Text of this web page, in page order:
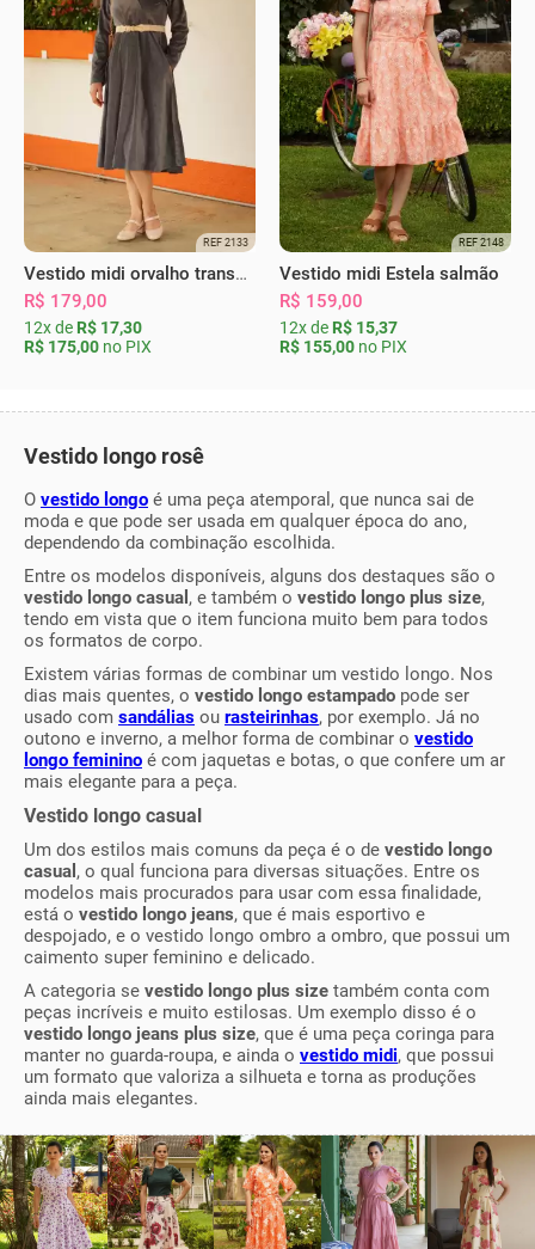
REF 2133
Vestido midi orvalho transpassado chumbo
R$ 179,00
12x de R$ 17,30
R$ 175,00 no PIX
REF 2148
Vestido midi Estela salmão
R$ 159,00
12x de R$ 15,37
R$ 155,00 no PIX
Vestido longo rosê
O vestido longo é uma peça atemporal, que nunca sai de
moda e que pode ser usada em qualquer época do ano,
dependendo da combinação escolhida.
Entre os modelos disponíveis, alguns dos destaques são o
vestido longo casual , e também o vestido longo plus size,
tendo em vista que o item funciona muito bem para todos
os formatos de corpo.
Existem várias formas de combinar um vestido longo. Nos
dias mais quentes, o vestido longo estampado pode ser
usado com sandálias ou rasteirinhas, por exemplo. Já no
outono e inverno, a melhor forma de combinar o vestido
longo feminino é com jaquetas e botas, o que confere um ar
mais elegante para a peça.
Vestido longo casual
Um dos estilos mais comuns da peça é o de vestido longo
casual , o qual funciona para diversas situações. Entre os
modelos mais procurados para usar com essa finalidade,
está o vestido longo jeans, que é mais esportivo e
despojado, e o vestido longo ombro a ombro, que possui um
caimento super feminino e delicado.
A categoria se vestido longo plus size também conta com
peças incríveis e muito estilosas. Um exemplo disso é o
vestido longo jeans plus size, que é uma peça coringa para
manter no guarda-roupa, e ainda o vestido midi, que possui
um formato que valoriza a silhueta e torna as produções
ainda mais elegantes.